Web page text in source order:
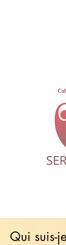
Qui suis-